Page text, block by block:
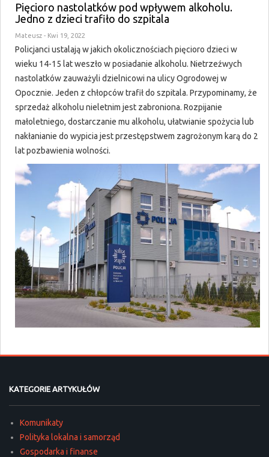
Pięcioro nastolatków pod wpływem alkoholu.
Jedno z dzieci trafiło do szpitala
Mateusz - Kwi 19, 2022
Policjanci ustalają w jakich okolicznościach pięcioro dzieci w
wieku 14-15 lat weszło w posiadanie alkoholu. Nietrzeźwych
nastolatków zauważyli dzielnicowi na ulicy Ogrodowej w
Opocznie. Jeden z chłopców trafił do szpitala. Przypominamy, że
sprzedaż alkoholu nieletnim jest zabroniona. Rozpijanie
małoletniego, dostarczanie mu alkoholu, ułatwianie spożycia lub
nakłanianie do wypicia jest przestępstwem zagrożonym karą do 2
lat pozbawienia wolności.
KATEGORIE ARTYKUŁÓW
Komunikaty
Polityka lokalna i samorząd
Gospodarka i finanse